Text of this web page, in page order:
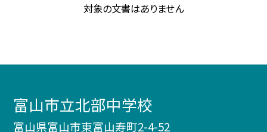
対象の文書はありません
富山市立北部中学校
富山県富山市東富山寿町2-4-52